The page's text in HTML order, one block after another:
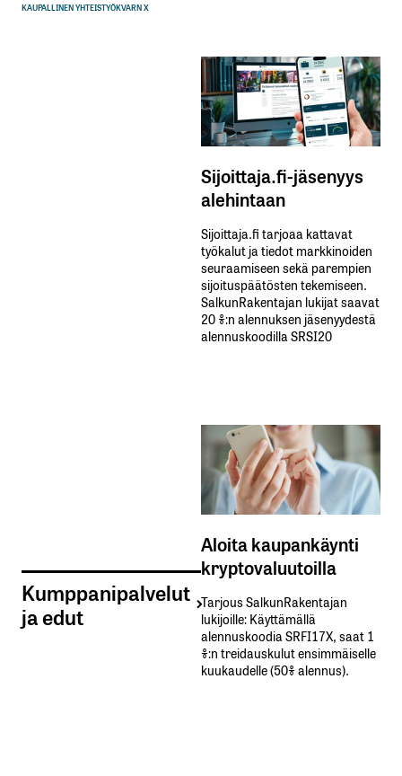
KAUPALLINEN YHTEISTYÖKVARN X
Kumppanipalvelut
ja edut
Sijoittaja.fi-jäsenyys
alehintaan
Sijoittaja.fi tarjoaa kattavat
työkalut ja tiedot markkinoiden
seuraamiseen sekä parempien
sijoituspäätösten tekemiseen.
SalkunRakentajan lukijat saavat
20 %:n alennuksen jäsenyydestä
alennuskoodilla SRSI20
Aloita kaupankäynti
kryptovaluutoilla
Tarjous SalkunRakentajan
lukijoille: Käyttämällä​ ​
alennuskoodia​ ​SRFI17X,​ ​saat​ ​1
%:n treidauskulut​ ​ensimmäiselle​ ​
kuukaudelle​ ​(50%​ ​alennus).